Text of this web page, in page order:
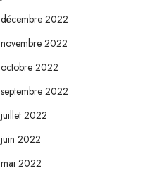
décembre 2022
novembre 2022
octobre 2022
septembre 2022
juillet 2022
juin 2022
mai 2022